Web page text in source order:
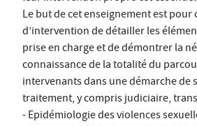
Le but de cet enseignement est
d’intervention de détailler les
prise en charge et de démontrer la
connaissance de la totalité du
intervenants dans une démarche de
traitement, y compris judiciaire,
- Epidémiologie des violences